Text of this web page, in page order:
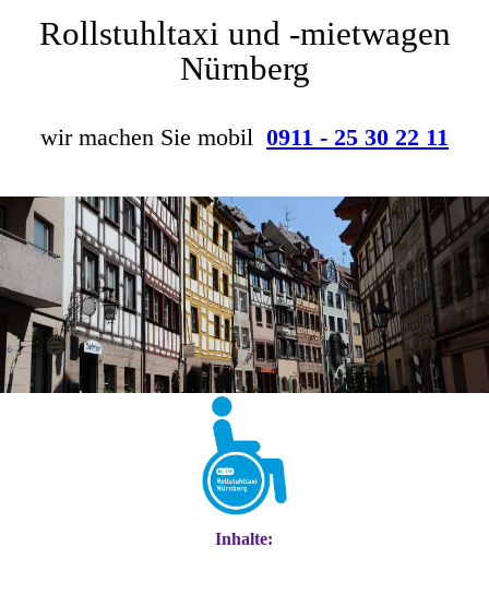
Rollstuhltaxi und -mietwagen
Nürnberg
wir machen Sie mobil 0911 - 25 30 22 11
Inhalte: